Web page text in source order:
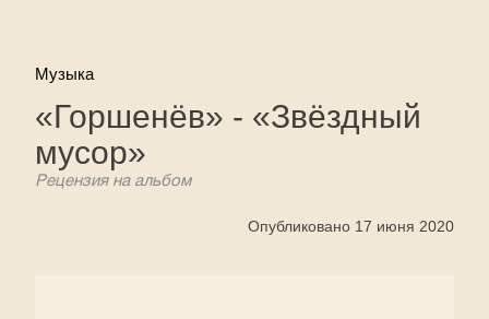
Музыка
«Горшенёв» - «Звёздный
мусор»
Рецензия на альбом
Опубликовано 17 июня 2020